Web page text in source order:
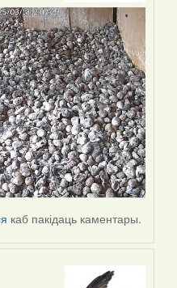
каб пакідаць каментары.